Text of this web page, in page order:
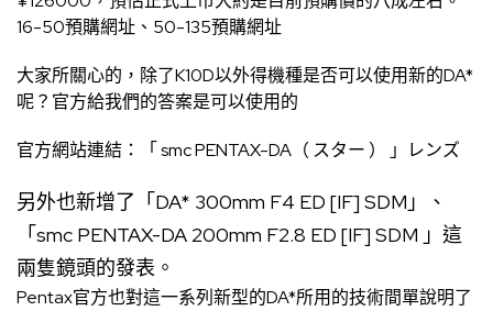
16-50預購網址 、 50-135預購網址
大家所關心的，除了K10D以外得機種是否可以使用新的DA*
呢？官方給我們的答案是可以使用的
官方網站連結： 「 smc PENTAX-DA（ スター ） 」レンズ
另外也新增了「DA* 300mm F4 ED [IF] SDM」、
「smc PENTAX-DA 200mm F2.8 ED [IF] SDM 」這
兩隻鏡頭的發表。
Pentax官方也對這一系列新型的DA*所用的技術間單說明了